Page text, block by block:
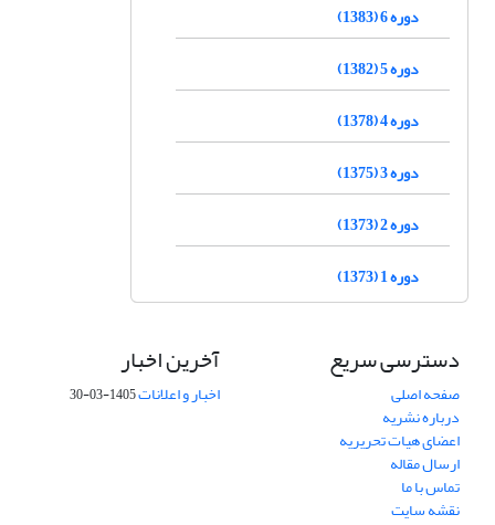
دوره 6 (1383)
دوره 5 (1382)
دوره 4 (1378)
دوره 3 (1375)
دوره 2 (1373)
دوره 1 (1373)
دسترسی سریع
صفحه اصلی
درباره نشریه
اعضای هیات تحریریه
ارسال مقاله
تماس با ما
نقشه سایت
آخرین اخبار
اخبار و اعلانات1405-03-30